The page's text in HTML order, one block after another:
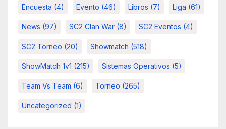
Encuesta (4) Evento (46) Libros (7) Liga (61)
News (97) SC2 Clan War (8) SC2 Eventos (4)
SC2 Torneo (20) Showmatch (518)
ShowMatch 1v1 (215) Sistemas Operativos (5)
Team Vs Team (6) Torneo (265)
Uncategorized (1)